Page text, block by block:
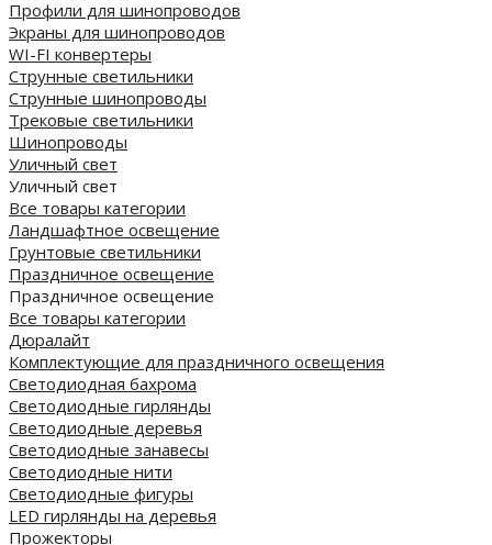
Профили для шинопроводов
Экраны для шинопроводов
WI-FI конвертеры
Струнные светильники
Струнные шинопроводы
Трековые светильники
Шинопроводы
Уличный свет
Уличный свет
Все товары категории
Ландшафтное освещение
Грунтовые светильники
Праздничное освещение
Праздничное освещение
Все товары категории
Дюралайт
Комплектующие для праздничного освещения
Светодиодная бахрома
Светодиодные гирлянды
Светодиодные деревья
Светодиодные занавесы
Светодиодные нити
Светодиодные фигуры
LED гирлянды на деревья
Прожекторы